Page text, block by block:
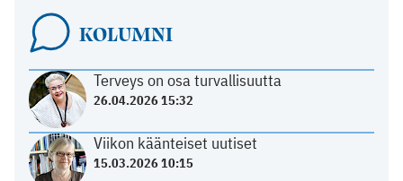
KOLUMNI
Terveys on osa turvallisuutta
26.04.2026 15:32
Viikon käänteiset uutiset
15.03.2026 10:15